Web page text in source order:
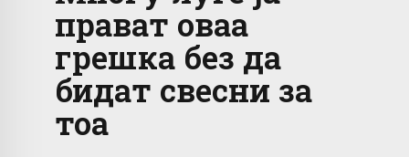
прават оваа
грешка без да
бидат свесни за
тоа